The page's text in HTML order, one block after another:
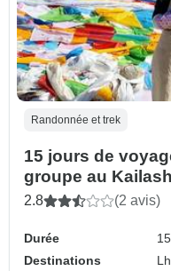
Randonnée et trek
15 jours de
groupe au
dernier rêve d'un
2.8 (2 avis)
Durée
Destinations